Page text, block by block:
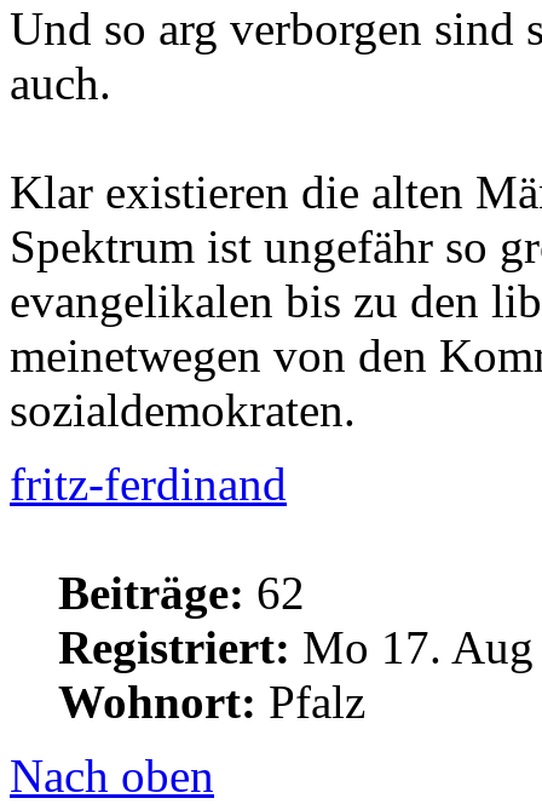
Und so arg verborgen
auch.
Klar existieren die alten
Spektrum ist ungefähr so
evangelikalen bis zu den
meinetwegen von den
sozialdemokraten.
fritz-ferdinand
Beiträge: 62
Registriert: Mo 17.
Wohnort: Pfalz
Nach oben